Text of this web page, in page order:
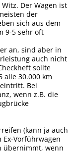
Der Wagen ist
der
sich aus dem
9-5 sehr oft
an, sind aber in
auch nicht
sollte
alle 30.000 km
Bei
wenn z.B. die
(kann ja auch
Vorführwagen
übernimmt, wenn